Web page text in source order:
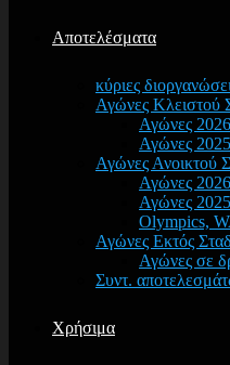
Αποτελέσματα
κύριες
Αγώνες Κλειστού
Αγώνες
Αγώνες
Αγώνες Ανοικτού
Αγώνες
Αγώνες
Olympics,
Αγώνες Εκτός
Αγώνες σε
Συντ.
Χρήσιμα